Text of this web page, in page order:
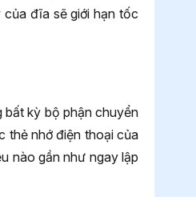
đĩa sẽ giới hạn tốc
bất kỳ bộ phận chuyển
thẻ nhớ điện thoại của
nào gần như ngay lập